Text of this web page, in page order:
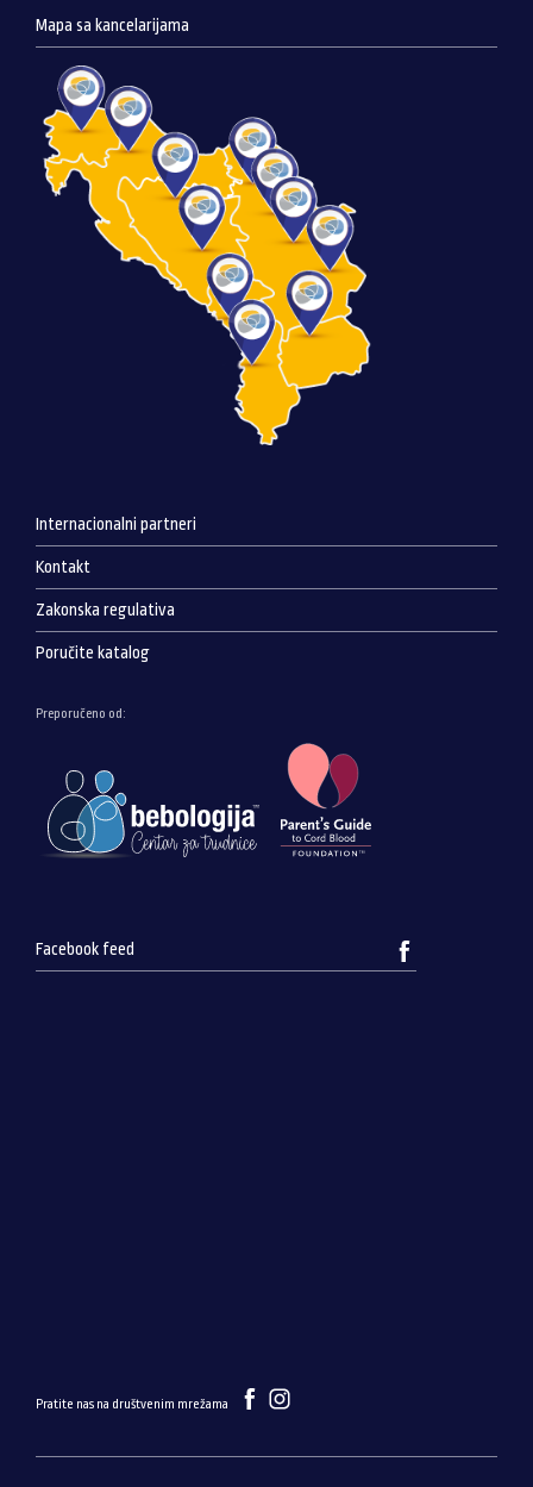
Mapa sa kancelarijama
Internacionalni partneri
Kontakt
Zakonska regulativa
Poručite katalog
Preporučeno od:
Facebook feed
Pratite nas na društvenim mrežama